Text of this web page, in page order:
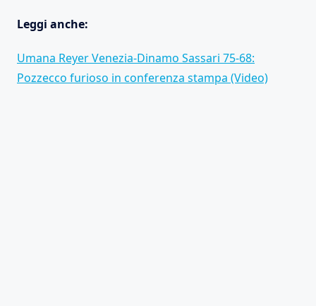
Leggi anche:
Umana Reyer Venezia-Dinamo Sassari 75-68:
Pozzecco furioso in conferenza stampa (Video)